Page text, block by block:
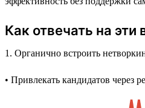
Как отвечать на эти
1. Органично встроить
• Привлекать кандидатов через